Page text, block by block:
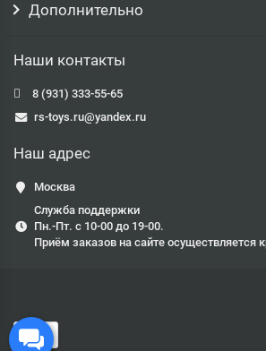
Дополнительно
Наши контакты
8 (931) 333-55-65
rs-toys.ru@yandex.ru
Наш адрес
Москва
Служба поддержки
Пн.-Пт. с 10-00 до 19-00.
Приём заказов на сайте осуществляется